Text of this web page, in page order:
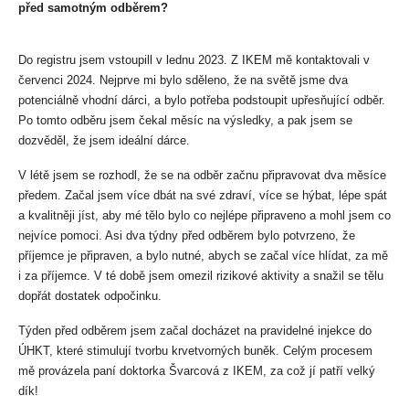
před samotným odběrem?
Do registru jsem vstoupill v lednu 2023. Z IKEM mě kontaktovali v
červenci 2024. Nejprve mi bylo sděleno, že na světě jsme dva
potenciálně vhodní dárci, a bylo potřeba podstoupit upřesňující odběr.
Po tomto odběru jsem čekal měsíc na výsledky, a pak jsem se
dozvěděl, že jsem ideální dárce.
V létě jsem se rozhodl, že se na odběr začnu připravovat dva měsíce
předem. Začal jsem více dbát na své zdraví, více se hýbat, lépe spát
a kvalitněji jíst, aby mé tělo bylo co nejlépe připraveno a mohl jsem co
nejvíce pomoci. Asi dva týdny před odběrem bylo potvrzeno, že
příjemce je připraven, a bylo nutné, abych se začal více hlídat, za mě
i za příjemce. V té době jsem omezil rizikové aktivity a snažil se tělu
dopřát dostatek odpočinku.
Týden před odběrem jsem začal docházet na pravidelné injekce do
ÚHKT, které stimulují tvorbu krvetvorných buněk. Celým procesem
mě provázela paní doktorka Švarcová z IKEM, za což jí patří velký
dík!